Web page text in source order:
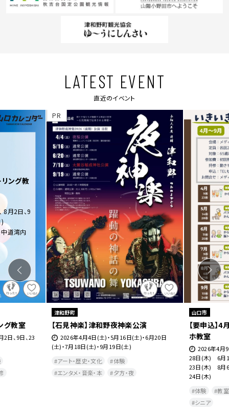
LATEST EVENT
直近のイベント
リング教
8月2日、9
)
中道湾内
グ教室
2日、9日、23
PR
津和野町
【石見神楽】津和野夜神楽公演
2026年4月4日(土)・5月16日(土)・6月20日
(土)・7月18日(土)・9月19日(土)
アート・歴史・文化
体験
エンタメ・音楽・本
夕方・夜​
山口市
【要申込】
ホ教室
2026年4月
28日(木) 6月
23日(木) 8月6
24日(木)
体験
教
シニア